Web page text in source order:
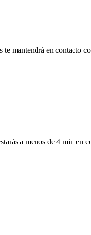
mantendrá en contacto
a menos de 4 min en